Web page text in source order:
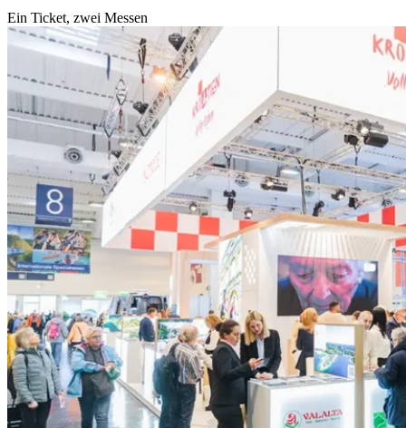
Ein Ticket, zwei Messen